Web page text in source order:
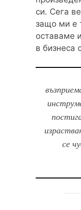
си. Сега
защо ми е
оставаме
в бизнеса
се